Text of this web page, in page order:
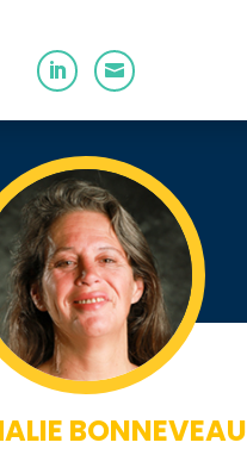
 
BONNEVEAU